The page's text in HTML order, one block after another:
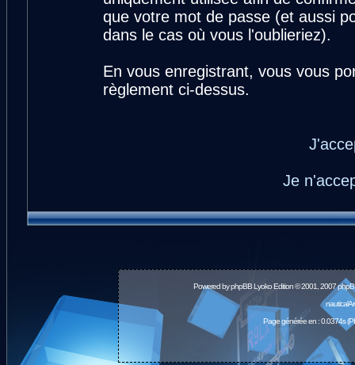
que votre mot de passe (et aussi
dans le cas où vous l'oublieriez).
En vous enregistrant, vous vous
règlement ci-dessus.
Je
Powered byphpBBLyoko Edition © 2001, 2007
Page générée en : 0.0374s